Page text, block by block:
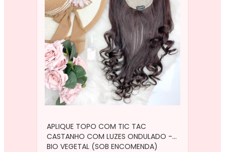
APLIQUE TOPO COM TIC TAC
CASTANHO COM LUZES ONDULADO -
BIO VEGETAL (SOB ENCOMENDA)